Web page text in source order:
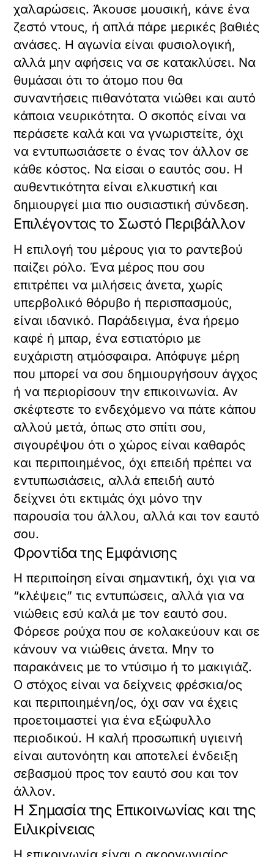
χαλαρώσεις. Άκουσε μουσική, κάνε ένα
ζεστό ντους, ή απλά πάρε μερικές βαθιές
ανάσες. Η αγωνία είναι φυσιολογική,
αλλά μην αφήσεις να σε κατακλύσει. Να
θυμάσαι ότι το άτομο που θα
συναντήσεις πιθανότατα νιώθει και αυτό
κάποια νευρικότητα. Ο σκοπός είναι να
περάσετε καλά και να γνωριστείτε, όχι
να εντυπωσιάσετε ο ένας τον άλλον σε
κάθε κόστος. Να είσαι ο εαυτός σου. Η
αυθεντικότητα είναι ελκυστική και
δημιουργεί μια πιο ουσιαστική σύνδεση.
Επιλέγοντας το Σωστό Περιβάλλον
Η επιλογή του μέρους για το ραντεβού
παίζει ρόλο. Ένα μέρος που σου
επιτρέπει να μιλήσεις άνετα, χωρίς
υπερβολικό θόρυβο ή περισπασμούς,
είναι ιδανικό. Παράδειγμα, ένα ήρεμο
καφέ ή μπαρ, ένα εστιατόριο με
ευχάριστη ατμόσφαιρα. Απόφυγε μέρη
που μπορεί να σου δημιουργήσουν άγχος
ή να περιορίσουν την επικοινωνία. Αν
σκέφτεστε το ενδεχόμενο να πάτε κάπου
αλλού μετά, όπως στο σπίτι σου,
σιγουρέψου ότι ο χώρος είναι καθαρός
και περιποιημένος, όχι επειδή πρέπει να
εντυπωσιάσεις, αλλά επειδή αυτό
δείχνει ότι εκτιμάς όχι μόνο την
παρουσία του άλλου, αλλά και τον εαυτό
σου.
Φροντίδα της Εμφάνισης
Η περιποίηση είναι σημαντική, όχι για να
“κλέψεις” τις εντυπώσεις, αλλά για να
νιώθεις εσύ καλά με τον εαυτό σου.
Φόρεσε ρούχα που σε κολακεύουν και σε
κάνουν να νιώθεις άνετα. Μην το
παρακάνεις με το ντύσιμο ή το μακιγιάζ.
Ο στόχος είναι να δείχνεις φρέσκια/ος
και περιποιημένη/ος, όχι σαν να έχεις
προετοιμαστεί για ένα εξώφυλλο
περιοδικού. Η καλή προσωπική υγιεινή
είναι αυτονόητη και αποτελεί ένδειξη
σεβασμού προς τον εαυτό σου και τον
άλλον.
Η Σημασία της Επικοινωνίας και της
Ειλικρίνειας